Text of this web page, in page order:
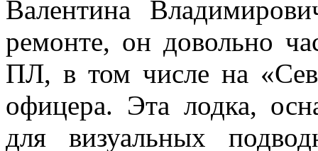
Валентина
ремонте, он довольно
ПЛ, в том числе на
офицера. Эта лодка,
для визуальных